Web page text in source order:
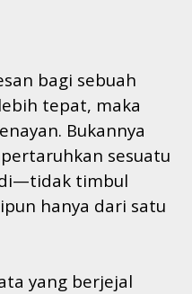
bagi sebuah
tepat, maka
Bukannya
sesuatu
timbul
hanya dari satu
yang berjejal